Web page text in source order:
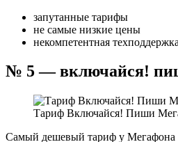
запутанные тарифы
не самые низкие цены
некомпетентная техподдержка
№ 5 — включайся!
Тариф Включайся! Пиши
Самый дешевый тариф у